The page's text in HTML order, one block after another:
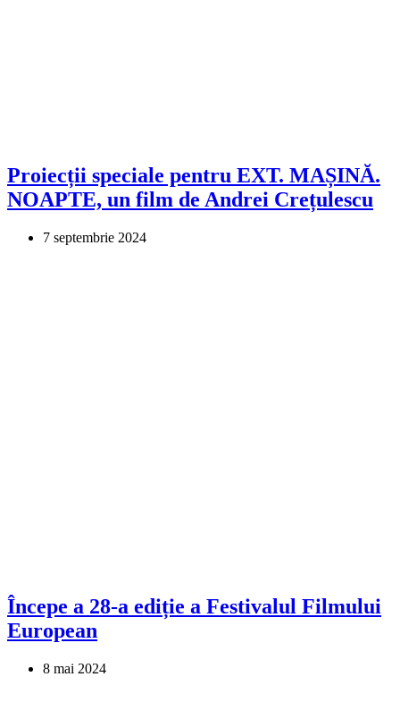
Proiecții speciale pentru EXT. MAȘINĂ.
NOAPTE, un film de Andrei Crețulescu
7 septembrie 2024
Începe a 28-a ediție a Festivalul Filmului
European
8 mai 2024